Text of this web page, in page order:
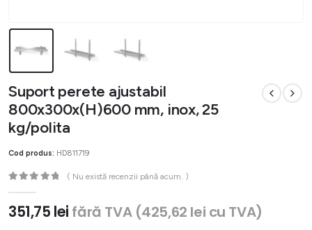
Suport perete ajustabil
800x300x(H)600 mm, inox, 25
kg/polita
Cod produs: HD811719
( Nu există recenzii până acum. )
351,75 lei fără TVA (425,62 lei cu TVA)